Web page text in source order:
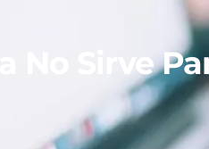
No Sirve